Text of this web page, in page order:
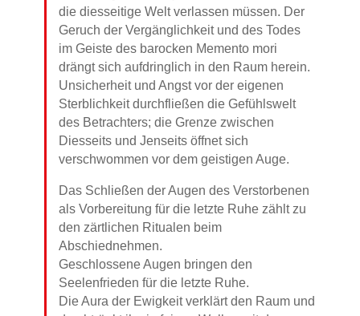
die diesseitige Welt verlassen müssen. Der
Geruch der Vergänglichkeit und des Todes
im Geiste des barocken Memento mori
drängt sich aufdringlich in den Raum herein.
Unsicherheit und Angst vor der eigenen
Sterblichkeit durchfließen die Gefühlswelt
des Betrachters; die Grenze zwischen
Diesseits und Jenseits öffnet sich
verschwommen vor dem geistigen Auge.
Das Schließen der Augen des Verstorbenen
als Vorbereitung für die letzte Ruhe zählt zu
den zärtlichen Ritualen beim
Abschiednehmen.
Geschlossene Augen bringen den
Seelenfrieden für die letzte Ruhe.
Die Aura der Ewigkeit verklärt den Raum und